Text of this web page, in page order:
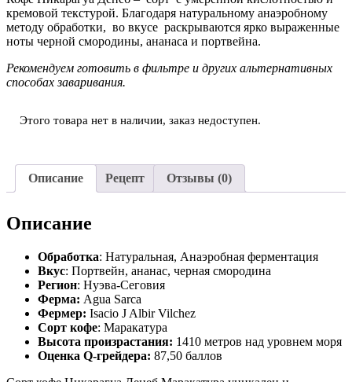
кремовой текстурой. Благодаря натуральному анаэробному
методу обработки, во вкусе раскрываются ярко выраженные
ноты черной смородины, ананаса и портвейна.
Рекомендуем готовить в фильтре и других альтернативных
способах заваривания.
Этого товара нет в наличии, заказ недоступен.
Описание Рецепт Отзывы (0)
Описание
Обработка: Натуральная, Анаэробная ферментация
Вкус: Портвейн, ананас, черная смородина
Регион: Нуэва-Сеговия
Ферма: Agua Sarca
Фермер: Isacio J Albir Vilchez
Сорт кофе: Маракатура
Высота произрастания: 1410 метров над уровнем моря
Оценка Q-грейдера: 87,50 баллов